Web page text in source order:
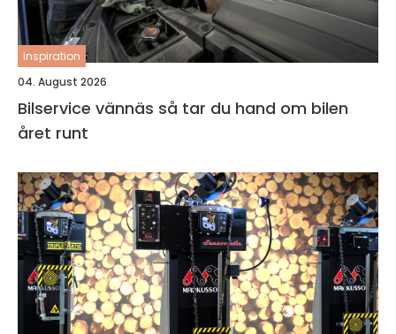
inspiration
04. August 2026
Bilservice vännäs så tar du hand om bilen
året runt